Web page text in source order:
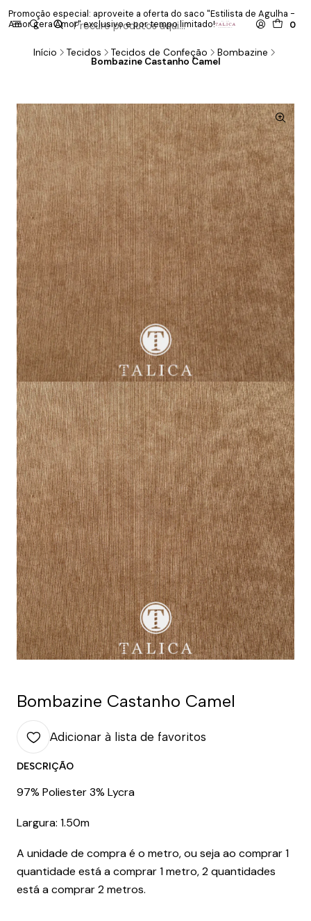
0
Promoção especial: aproveite a oferta do saco "Estilista de Agulha -
Amor gera Amor" exclusivo e por tempo limitado!
Início Tecidos Tecidos de Confeção Bombazine
Bombazine Castanho Camel
Bombazine Castanho Camel
Adicionar à lista de favoritos
DESCRIÇÃO
97% Poliester 3% Lycra
Largura: 1.50m
A unidade de compra é o metro, ou seja ao comprar 1
quantidade está a comprar 1 metro, 2 quantidades
está a comprar 2 metros.